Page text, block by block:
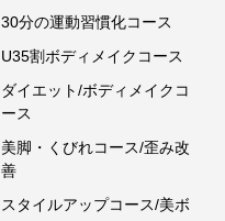
30分の運動習慣化コース
U35割ボディメイクコース
ダイエット/ボディメイクコ
ース
美脚・くびれコース/歪み改
善
スタイルアップコース/美ボ